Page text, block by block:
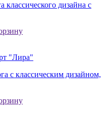
классического дизайна с
"Лира"
с классическим дизайном,